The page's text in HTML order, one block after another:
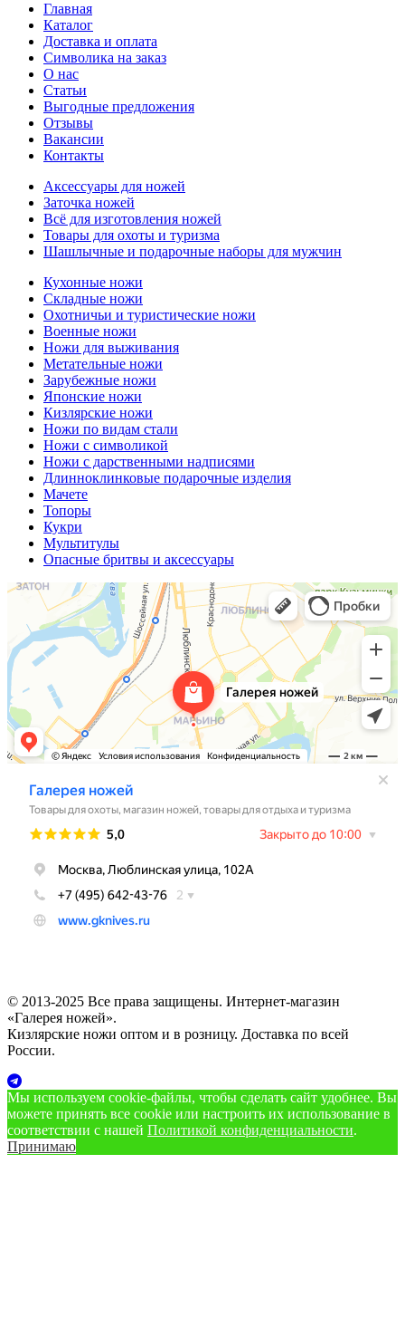
Главная
Каталог
Доставка и оплата
Символика на заказ
О нас
Статьи
Выгодные предложения
Отзывы
Вакансии
Контакты
Аксессуары для ножей
Заточка ножей
Всё для изготовления ножей
Товары для охоты и туризма
Шашлычные и подарочные наборы для мужчин
Кухонные ножи
Складные ножи
Охотничьи и туристические ножи
Военные ножи
Ножи для выживания
Метательные ножи
Зарубежные ножи
Японские ножи
Кизлярские ножи
Ножи по видам стали
Ножи с символикой
Ножи с дарственными надписями
Длинноклинковые подарочные изделия
Мачете
Топоры
Кукри
Мультитулы
Опасные бритвы и аксессуары
© 2013-2025 Все права защищены. Интернет-магазин
«Галерея ножей».
Кизлярские ножи оптом и в розницу. Доставка по всей
России.
Мы используем cookie‑файлы, чтобы сделать сайт удобнее. Вы
можете принять все cookie или настроить их использование в
соответствии с нашей Политикой конфиденциальности.
Принимаю